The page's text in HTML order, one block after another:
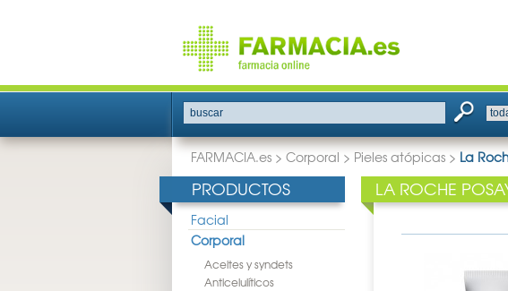
buscar
FARMACIA.es > Corporal > Pieles atópicas > La
PRODUCTOS
Facial
Corporal
Aceites y syndets
Anticelulíticos
LA ROCHE